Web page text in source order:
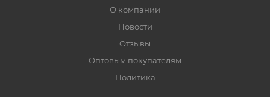
О компании
Новости
Отзывы
Оптовым покупателям
Политика